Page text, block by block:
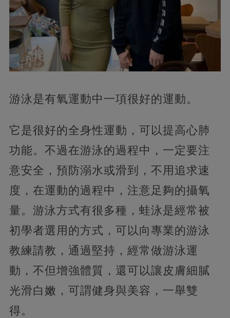
游泳是有氧運動中一項很好的運動。
它是很好的全身性運動，可以提高心肺
功能。不過在游泳的過程中，一定要注
意安全，預防溺水或滑到，不用追求速
度，在運動的過程中，注意足夠的攝氧
量。游泳方式有很多種，蛙泳是經常被
初學者選用的方式，可以向專業的游泳
教練請教，通過堅持，經常做游泳運
動，不但增強體質，還可以讓皮膚細膩
光滑白嫩，可謂健身與美容，一舉雙
得。